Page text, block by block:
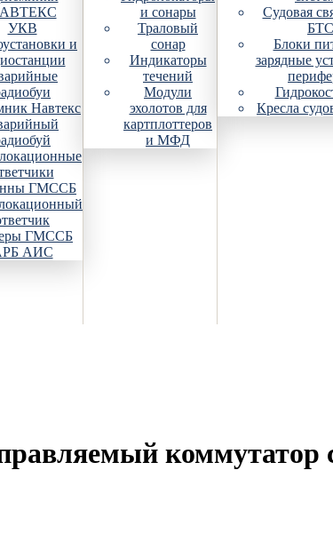
УКВ
и
Навтекс
ГМССБ
ГМССБ
АИС
и сонары
Траловый
сонар
Индикаторы
течений
Модули
эхолотов для
картплоттеров
и МФД
Судовая
БТС
Блоки
зарядные
Кресла
коммутатор